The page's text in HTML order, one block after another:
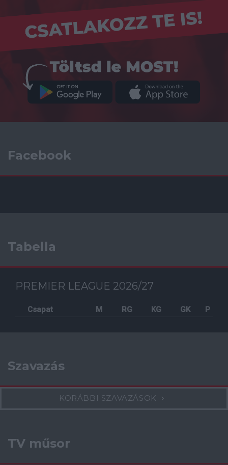
Facebook
Tabella
PREMIER LEAGUE 2026/27
Csapat M RG KG GK P
Szavazás
KORÁBBI SZAVAZÁSOK
TV műsor